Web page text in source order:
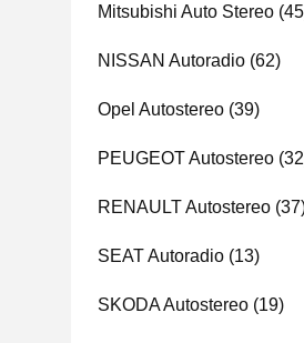
Mitsubishi Auto Stereo
NISSAN Autoradio (62)
Opel Autostereo (39)
PEUGEOT Autostereo
RENAULT Autostereo
SEAT Autoradio (13)
SKODA Autostereo (19)